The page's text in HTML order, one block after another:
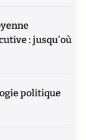
: jusqu'où
politique